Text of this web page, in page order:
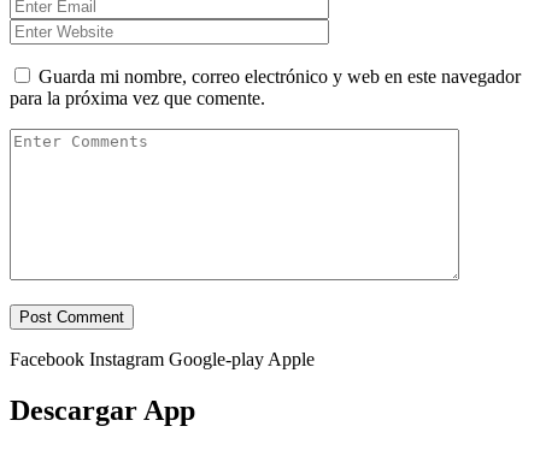
Guarda mi nombre, correo electrónico y web en este navegador
para la próxima vez que comente.
Facebook Instagram Google-play Apple
Descargar App